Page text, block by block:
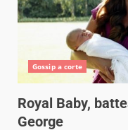
Gossip a corte
Royal Baby,
George